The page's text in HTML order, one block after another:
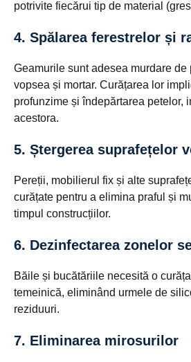
potrivite fiecărui tip de material
4. Spălarea ferestrelor și
Geamurile sunt adesea murdare de
vopsea și mortar. Curățarea lor
profunzime și îndepărtarea petelor,
acestora.
5. Ștergerea suprafețelor
Pereții, mobilierul fix și alte
curățate pentru a elimina praful și
timpul construcțiilor.
6. Dezinfectarea zonelor
Băile și bucătăriile necesită o
temeinică, eliminând urmele de
reziduuri.
7. Eliminarea mirosurilor